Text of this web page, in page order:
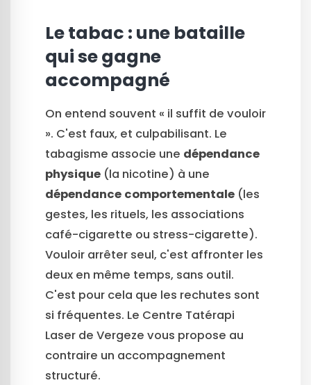
Le tabac : une bataille
qui se gagne
accompagné
On entend souvent « il suffit de vouloir
». C'est faux, et culpabilisant. Le
tabagisme associe une dépendance
physique (la nicotine) à une
dépendance comportementale (les
gestes, les rituels, les associations
café-cigarette ou stress-cigarette).
Vouloir arrêter seul, c'est affronter les
deux en même temps, sans outil.
C'est pour cela que les rechutes sont
si fréquentes. Le Centre Tatérapi
Laser de Vergeze vous propose au
contraire un accompagnement
structuré.